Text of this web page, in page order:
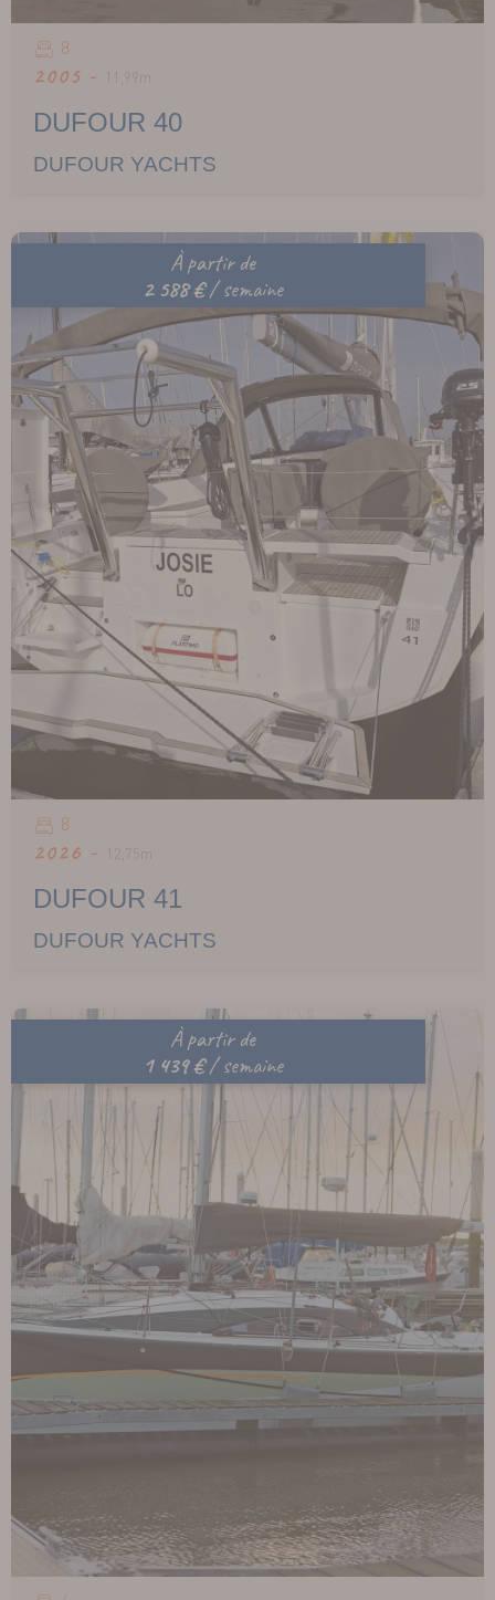
8
2005 - 11,99m
DUFOUR 40
DUFOUR YACHTS
À partir de
2 588 €/ semaine
8
2026 - 12,75m
DUFOUR 41
DUFOUR YACHTS
À partir de
1 439 €/ semaine